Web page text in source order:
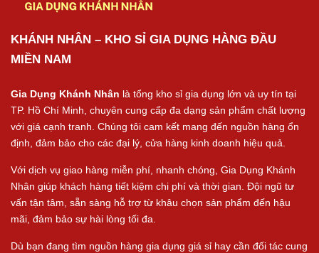
KHÁNH NHÂN – KHO SỈ GIA DỤNG HÀNG ĐẦU
MIỀN NAM
Gia Dụng Khánh Nhân là tổng kho sỉ gia dụng lớn và uy tín tại
TP. Hồ Chí Minh, chuyên cung cấp đa dạng sản phẩm chất lượng
với giá cạnh tranh. Chúng tôi cam kết mang đến nguồn hàng ổn
định, đảm bảo cho các đại lý, cửa hàng kinh doanh hiệu quả.
Với dịch vụ giao hàng miễn phí, nhanh chóng, Gia Dụng Khánh
Nhân giúp khách hàng tiết kiệm chi phí và thời gian. Đội ngũ tư
vấn tận tâm, sẵn sàng hỗ trợ từ khâu chọn sản phẩm đến hậu
mãi, đảm bảo sự hài lòng tối đa.
Dù bạn đang tìm nguồn hàng gia dụng giá sỉ hay cần đối tác cung